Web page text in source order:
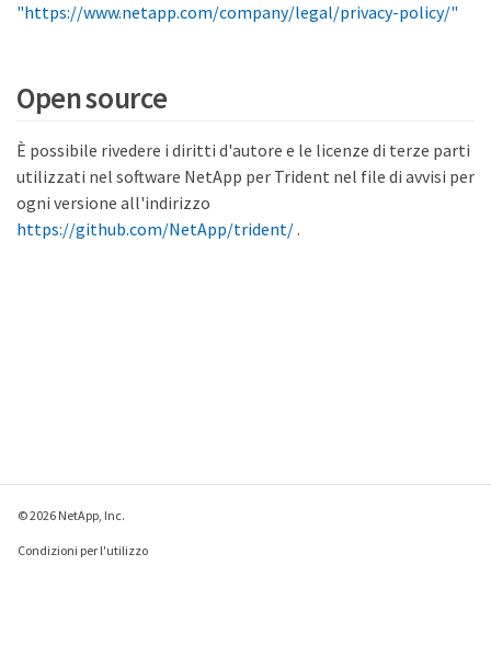
"https://www.netapp.com/company/legal/privacy-policy/"
Open source
È possibile rivedere i diritti d'autore e le licenze di terze parti
utilizzati nel software NetApp per Trident nel file di avvisi per
ogni versione all'indirizzo
https://github.com/NetApp/trident/.
© 2026 NetApp, Inc.
Condizioni per l'utilizzo